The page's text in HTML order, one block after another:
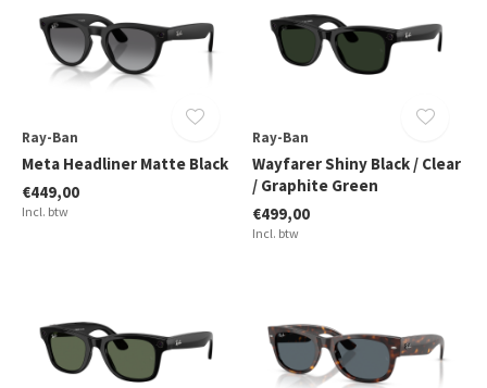
Ray-Ban
Meta Headliner Matte Black
€449,00
Incl. btw
Ray-Ban
Wayfarer Shiny Black / Clear
/ Graphite Green
€499,00
Incl. btw